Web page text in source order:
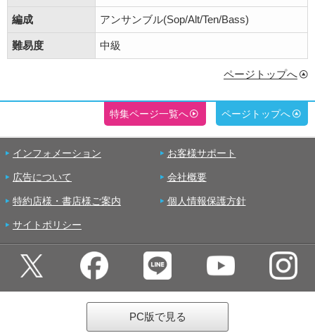
編成 アンサンブル(Sop/Alt/Ten/Bass)
難易度 中級
ページトップへ
特集ページ一覧へ ページトップへ
インフォメーション お客様サポート
広告について 会社概要
特約店様・書店様ご案内 個人情報保護方針
サイトポリシー
PC版で見る